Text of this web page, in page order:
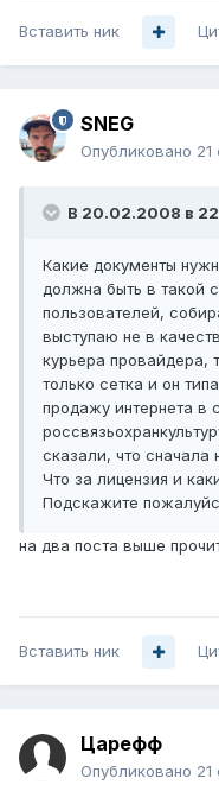
Вставить ник
SNEG
Опубликовано 21
В 20.02.2008 в
Какие документы
должна быть в такой
пользователей,
выступаю не в
курьера провайдера,
только сетка и он
продажу интернета в
сказали, что сначала
Что за лицензия и
Подскажите
на два поста выше
Вставить ник
Царефф
Опубликовано 21